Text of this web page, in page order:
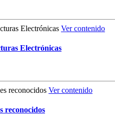
Ver contenido
Electrónicas
Ver contenido
reconocidos